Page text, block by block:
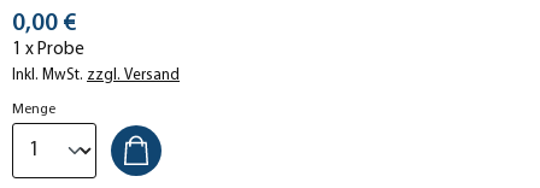
Produkt, kombinierbar mit jeder
Tagescreme.
Stückpreis
0,00 €
1 x Probe
Inkl. MwSt. zzgl. Versand
Menge